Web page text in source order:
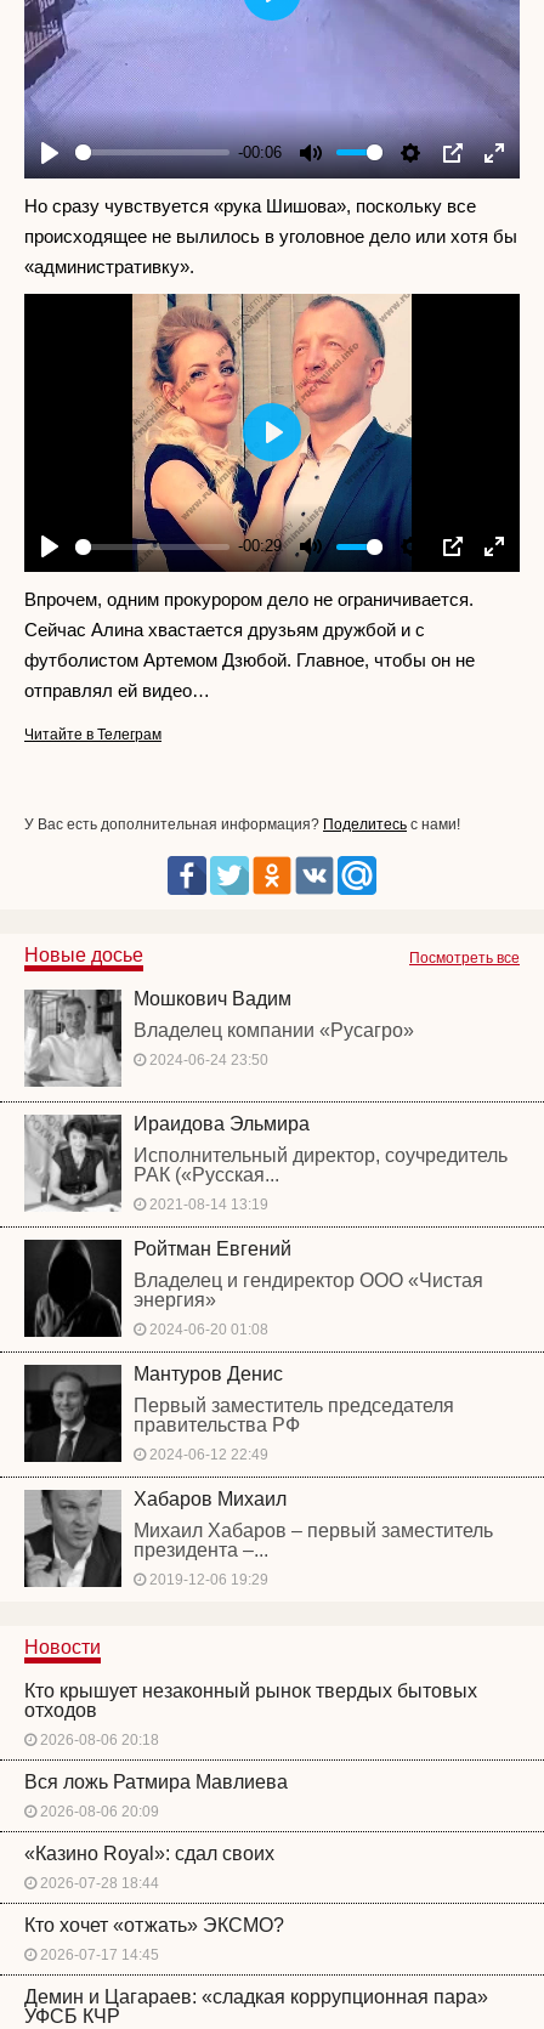
Play
-00:06
Mute SettingsPIP
Enter
Play
Но сразу чувствуется «рука Шишова», поскольку все
происходящее не вылилось в уголовное дело или хотя бы
«административку».
Play
-00:29
Mute SettingsPIP
Enter
Play
Впрочем, одним прокурором дело не ограничивается.
Сейчас Алина хвастается друзьям дружбой и с
футболистом Артемом Дзюбой. Главное, чтобы он не
отправлял ей видео…
Читайте в Телеграм
У Вас есть дополнительная информация? Поделитесь с нами!
Посмотреть все
Новые досье
Мошкович Вадим
Владелец компании «Русагро»
2024-06-24 23:50
Ираидова Эльмира
Исполнительный директор, соучредитель
РАК («Русская...
2021-08-14 13:19
Ройтман Евгений
Владелец и гендиректор ООО «Чистая
энергия»
2024-06-20 01:08
Мантуров Денис
Первый заместитель председателя
правительства РФ
2024-06-12 22:49
Хабаров Михаил
Михаил Хабаров – первый заместитель
президента –...
2019-12-06 19:29
Новости
Кто крышует незаконный рынок твердых бытовых
отходов
2026-08-06 20:18
Вся ложь Ратмира Мавлиева
2026-08-06 20:09
«Казино Royal»: сдал своих
2026-07-28 18:44
Кто хочет «отжать» ЭКСМО?
2026-07-17 14:45
Демин и Цагараев: «сладкая коррупционная пара»
УФСБ КЧР